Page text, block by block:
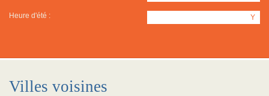
Heure d'été : Y
Villes voisines